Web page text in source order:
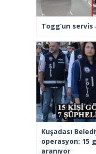
Kuşadası
operasyon: 15